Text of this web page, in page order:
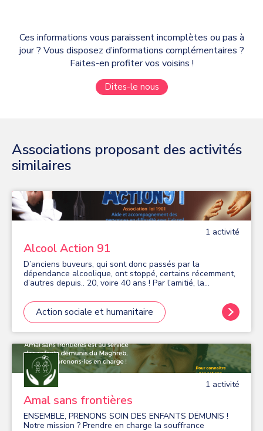
Ces informations vous paraissent incomplètes ou pas à
jour ? Vous disposez d’informations complémentaires ?
Faites-en profiter vos voisins !
Dites-le nous
Associations proposant des activités
similaires
1 activité
Alcool Action 91
D’anciens buveurs, qui sont donc passés par la
dépendance alcoolique, ont stoppé, certains récemment,
d’autres depuis.. 20, voire 40 ans ! Par l’amitié, la
médicale. Réunions anciens buveurs. Aide et
accompagnement des personnes en difficulté avec
l’alcool Réunion à Massy tous les mercredis soir à 20h30
à l’Eglise Saint Fiacre Saint Esprit, 1 Clos de Vilaine
Action sociale et humanitaire
1 activité
Amal sans frontières
ENSEMBLE, PRENONS SOIN DES ENFANTS DÉMUNIS !
Notre mission ? Prendre en charge la souffrance